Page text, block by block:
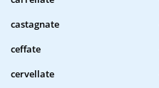
castagnate
ceffate
cervellate